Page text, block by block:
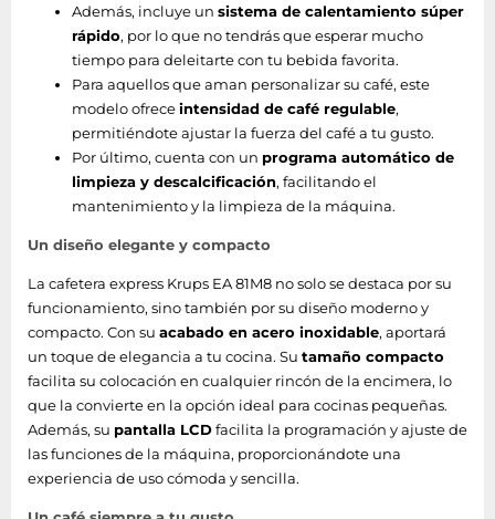
Preparación de
espresso
Si
Preparación de café Si
Múltiples bebidas Si
Desempeño
de descalcificación
Si
Tipo de instalación Encimera
Máquina de café Manual
Dos tazas a la vez Si
Función de
Si
Además, incluye un sistema de calentamiento súper
rápido, por lo que no tendrás que esperar mucho
tiempo para deleitarte con tu bebida favorita.
Para aquellos que aman personalizar su café, este
modelo ofreceintensidad de café regulable,
permitiéndote ajustar la fuerza del café a tu gusto.
Por último, cuenta con un programa automático de
limpieza y descalcificación, facilitando el
mantenimiento y la limpieza de la máquina.
Un diseño elegante y compacto
La cafetera express Krups EA 81M8 no solo se destaca por su
funcionamiento, sino también por su diseño moderno y
compacto. Con su acabado en acero inoxidable, aportará
un toque de elegancia a tu cocina. Su tamaño compacto
facilita su colocación en cualquier rincón de la encimera, lo
que la convierte en la opción ideal para cocinas pequeñas.
Además, su pantalla LCDfacilita la programación y ajuste de
las funciones de la máquina, proporcionándote una
experiencia de uso cómoda y sencilla.